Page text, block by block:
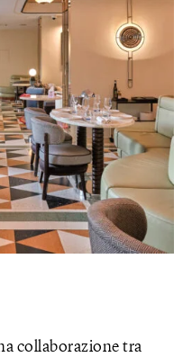
collaborazione tra